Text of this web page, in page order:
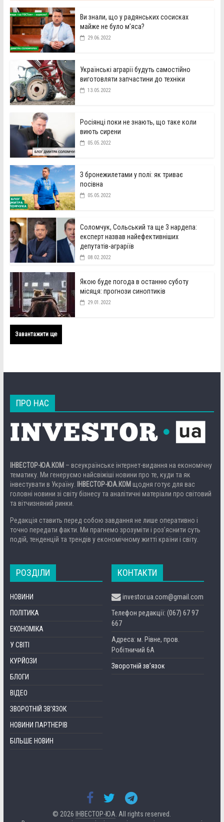
Ви знали, що у радянських сосисках
майже не було м’яса?
29.06.2022
Українські аграрії будуть самостійно
виготовляти запчастини до техніки
13.05.2022
Росіянці поки не знають, що таке коли
виють сирени
05.05.2022
З бронежилетами у полі: як триває
посівна
05.05.2022
Соломчук, Сольський та ще 3 нардепа:
експерт назвав найефективніших
депутатів-аграріїв
08.02.2022
Якою буде погода в останню суботу
місяця: прогнози синоптиків
29.01.2022
Завантажити ще
ПРО НАС
ІНВЕСТОР-ЮА.КОМ – всеукраїнське інтернет-видання на економічну
тематику. Ми генеруємо найсвіжіші новини про те, куди та як
інвестувати в Україну.
ІНВЕСТОР-ЮА.КОМ щодня готує для вас
головні новини зі світу бізнесу та аналітичні матеріали про світовий
та вітчизняний ринки.
Редакція ставить перед собою завдання не лише оперативно і
точно передати факти. Ми прагнемо зрозуміти і роз’яснити суть
подій, тенденцій та трендів у економічному житті країни і світу.
РОЗДІЛИ
НОВИНИ
ПОЛІТИКА
ЕКОНОМІКА
У СВІТІ
КУРЙОЗИ
БЛОГИ
ВІДЕО
ЗВОРОТНІЙ ЗВ’ЯЗОК
НОВИНИ ПАРТНЕРІВ
БІЛЬШЕ НОВИН
КОНТАКТИ
investor.ua.com@gmail.com
Телефон редакції: (067) 67 97
667
Адреса: м. Рівне, пров.
Робітничий 6А
Зворотній зв’язок
© 2026 ІНВЕСТОР-ЮА . All rights reserved.